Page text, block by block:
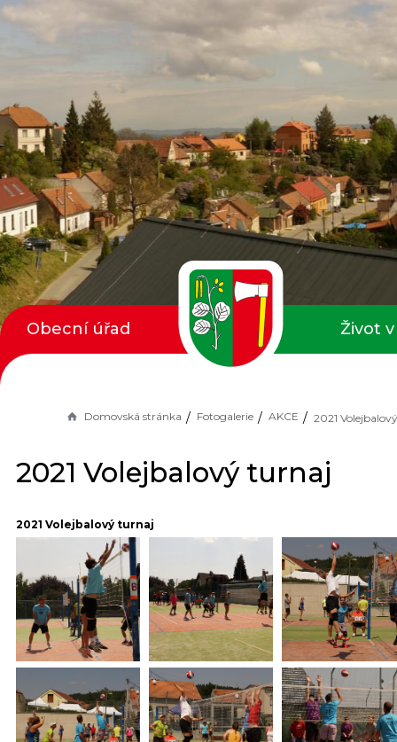
Domovská stránka Fotogalerie AKCE 2021
2021 Volejbalový turnaj
2021 Volejbalový turnaj
Obecní úřad Život